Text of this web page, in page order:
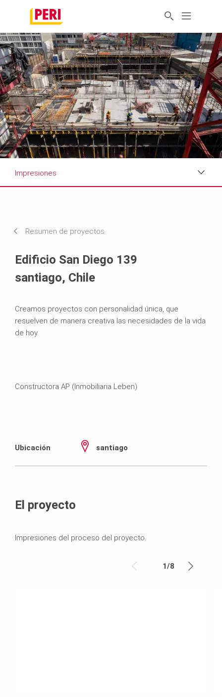
Impresiones
Resumen de proyectos
Edificio San Diego 139
santiago, Chile
Creamos proyectos con personalidad única, que
resuelven de manera creativa las necesidades de la vida
de hoy.
Constructora AP (Inmobiliaria Leben)
Ubicación santiago
El proyecto
Impresiones del proceso del proyecto.
1/8